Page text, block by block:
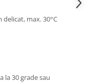
max. 30°C
la 30 grade sau